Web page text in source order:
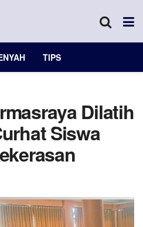
TIPS
Dilatih
Siswa